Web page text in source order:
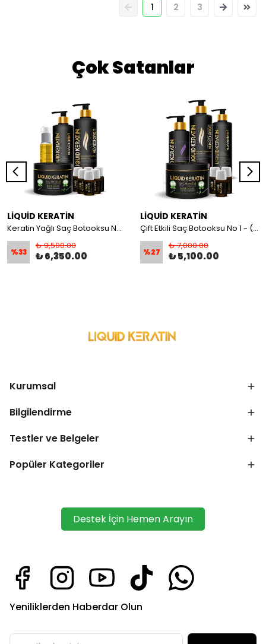
1 2 3
Çok Satanlar
LİQUİD KERATİN
Keratin Yağlı Saç Botooksu No 2 (Onarım + Yoğun Nem) Keratin Bakım Seti - Yanan Yıpranan Kuru Saçlara
%33
₺ 9,500.00
₺ 6,350.00
LİQUİD KERATİN
Çift Etkili Saç Botooksu No 1 - (Onarım + Bakım) Keratin Seti - Yanan Yıpranan Kabaran Saçlara
%27
₺ 7,000.00
₺ 5,100.00
Kurumsal
Bilgilendirme
Testler ve Belgeler
Popüler Kategoriler
Destek İçin Hemen Arayın
Yeniliklerden Haberdar Olun